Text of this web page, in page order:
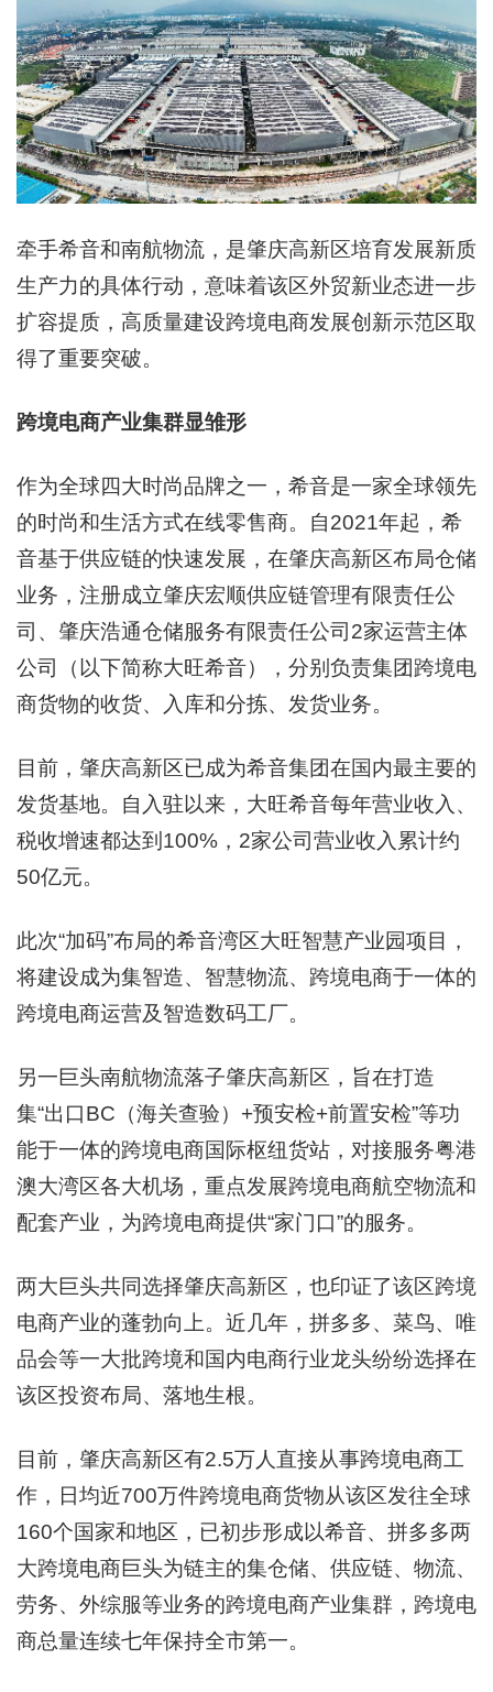
牵手希音和南航物流，是肇庆高新区培育发展新质
生产力的具体行动，意味着该区外贸新业态进一步
扩容提质，高质量建设跨境电商发展创新示范区取
得了重要突破。
跨境电商产业集群显雏形
作为全球四大时尚品牌之一，希音是一家全球领先
的时尚和生活方式在线零售商。自2021年起，希
音基于供应链的快速发展，在肇庆高新区布局仓储
业务，注册成立肇庆宏顺供应链管理有限责任公
司、肇庆浩通仓储服务有限责任公司2家运营主体
公司（以下简称大旺希音），分别负责集团跨境电
商货物的收货、入库和分拣、发货业务。
目前，肇庆高新区已成为希音集团在国内最主要的
发货基地。自入驻以来，大旺希音每年营业收入、
税收增速都达到100%，2家公司营业收入累计约
50亿元。
此次“加码”布局的希音湾区大旺智慧产业园项目，
将建设成为集智造、智慧物流、跨境电商于一体的
跨境电商运营及智造数码工厂。
另一巨头南航物流落子肇庆高新区，旨在打造
集“出口BC（海关查验）+预安检+前置安检”等功
能于一体的跨境电商国际枢纽货站，对接服务粤港
澳大湾区各大机场，重点发展跨境电商航空物流和
配套产业，为跨境电商提供“家门口”的服务。
两大巨头共同选择肇庆高新区，也印证了该区跨境
电商产业的蓬勃向上。近几年，拼多多、菜鸟、唯
品会等一大批跨境和国内电商行业龙头纷纷选择在
该区投资布局、落地生根。
目前，肇庆高新区有2.5万人直接从事跨境电商工
作，日均近700万件跨境电商货物从该区发往全球
160个国家和地区，已初步形成以希音、拼多多两
大跨境电商巨头为链主的集仓储、供应链、物流、
劳务、外综服等业务的跨境电商产业集群，跨境电
商总量连续七年保持全市第一。